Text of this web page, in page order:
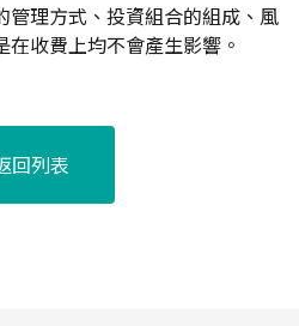
管理方式、投資組合的組成、風
收費上均不會產生影響。
回列表